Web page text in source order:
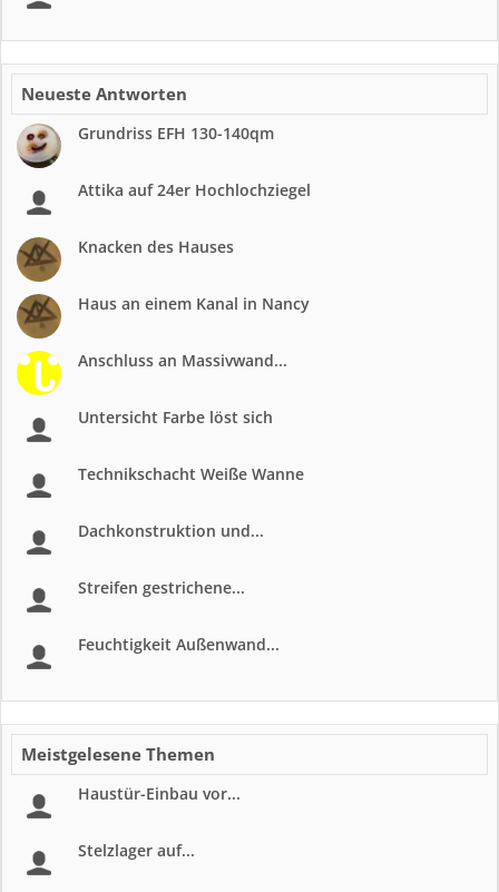
Neueste Antworten
Grundriss EFH 130-140qm
Attika auf 24er Hochlochziegel
Knacken des Hauses
Haus an einem Kanal in Nancy
Anschluss an Massivwand...
Untersicht Farbe löst sich
Technikschacht Weiße Wanne
Dachkonstruktion und...
Streifen gestrichene...
Feuchtigkeit Außenwand...
Meistgelesene Themen
Haustür-Einbau vor...
Stelzlager auf...